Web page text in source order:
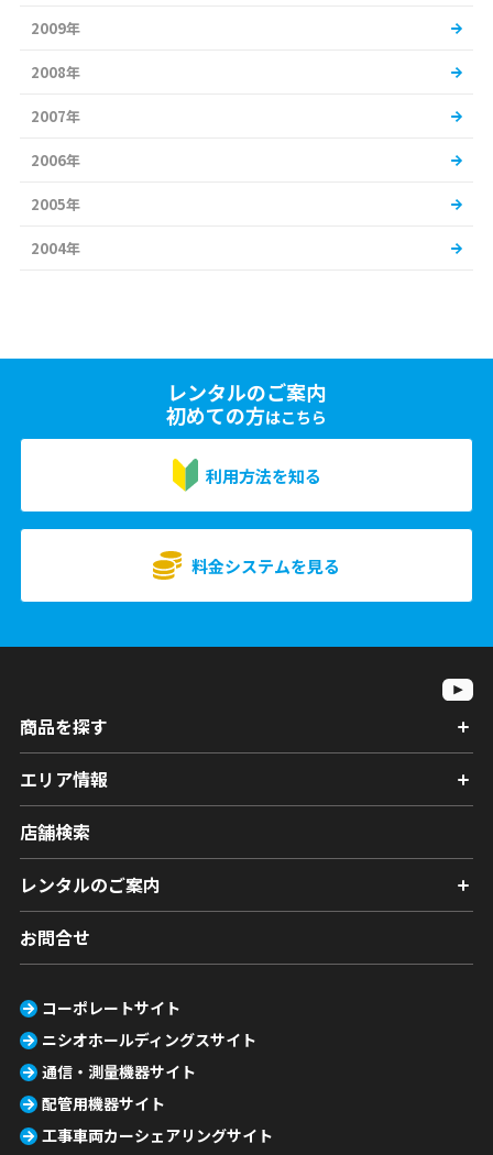
2009年
2008年
2007年
2006年
2005年
2004年
レンタルのご案内
初めての方はこちら
利用方法を知る
料金システムを見る
商品を探す
エリア情報
店舗検索
レンタルのご案内
お問合せ
コーポレートサイト
ニシオホールディングスサイト
通信・測量機器サイト
配管用機器サイト
工事車両カーシェアリングサイト